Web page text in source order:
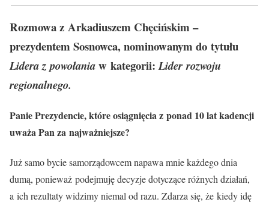
Rozmowa z Arkadiuszem Chęcińskim –
prezydentem Sosnowca, nominowanym do tytułu
Lidera z powołaniaw kategorii:Lider rozwoju
regionalnego.
Panie Prezydencie, które osiągnięcia z ponad 10 lat kadencji
uważa Pan za najważniejsze?
Już samo bycie samorządowcem napawa mnie każdego dnia
dumą, ponieważ podejmuję decyzje dotyczące różnych działań,
a ich rezultaty widzimy niemal od razu. Zdarza się, że kiedy idę